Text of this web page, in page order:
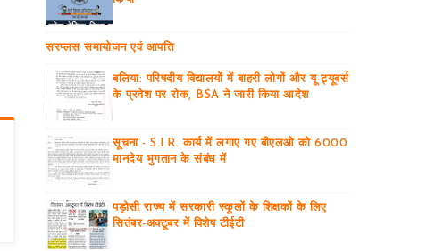
सरप्लस समायोजन एवं आपत्ति
बलिया: परिषदीय विद्यालयों में बाहरी लोगों और यू-ट्यूबर्स
के प्रवेश पर रोक, BSA ने जारी किया आदेश
सूचना - S.I.R. कार्य में लगाए गए बीएलओ को 6000
मानदेय भुगतान के संबंध में
पड़ोसी राज्य में सरकारी स्कूलों के शिक्षकों के लिए
सितंबर-अक्टूबर में विशेष टीईटी